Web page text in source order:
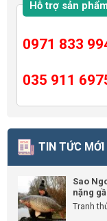
Hỗ trợ sản
0971 833
035 911
TIN TỨC MỚI
Sao
nặng
Tranh